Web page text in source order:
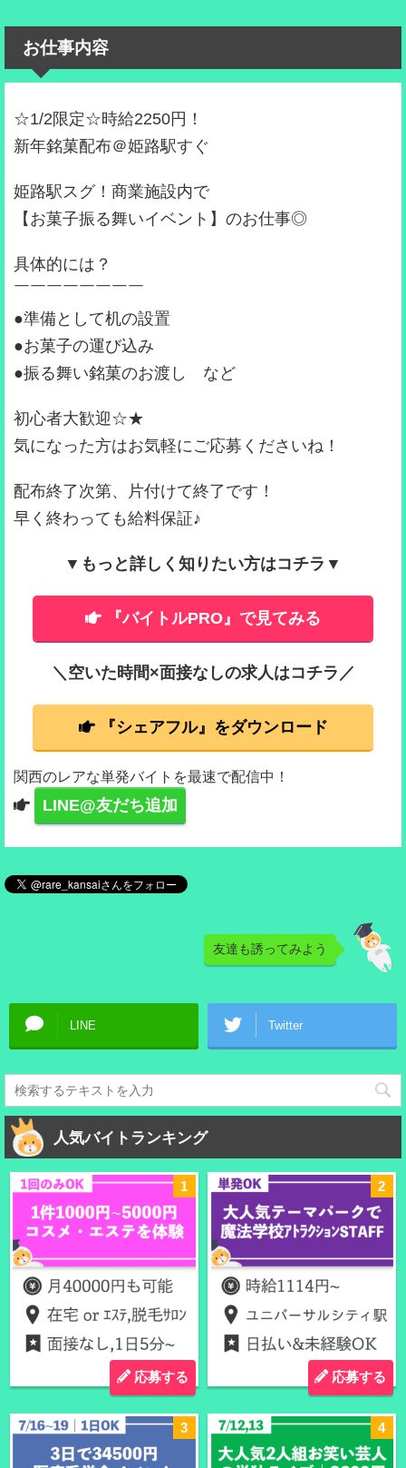
お仕事内容
☆1/2限定☆時給2250円！
新年銘菓配布＠姫路駅すぐ
姫路駅スグ！商業施設内で
【お菓子振る舞いイベント】のお仕事◎
具体的には？
￣￣￣￣￣￣￣￣
●準備として机の設置
●お菓子の運び込み
●振る舞い銘菓のお渡し など
初心者大歓迎☆★
気になった方はお気軽にご応募くださいね！
配布終了次第、片付けて終了です！
早く終わっても給料保証♪
▼もっと詳しく知りたい方はコチラ▼
『バイトルPRO』で見てみる
＼空いた時間×面接なしの求人はコチラ／
『シェアフル』をダウンロード
関西のレアな単発バイトを最速で配信中！
LINE@友だち追加
友達も誘ってみよう
LINE Twitter
人気バイトランキング
応募する 応募する